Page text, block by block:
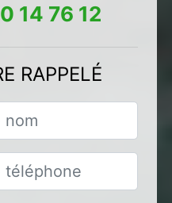
14 76 12
RAPPELÉ